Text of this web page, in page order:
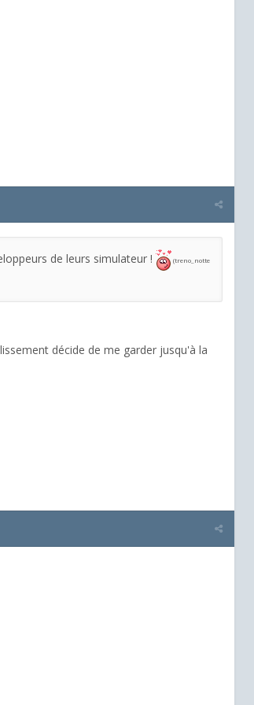
de leurs simulateur ! (treno_notte
décide de me garder jusqu'à la